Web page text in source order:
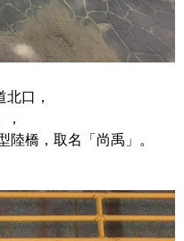
北口，
陸橋，取名「尚禹」。